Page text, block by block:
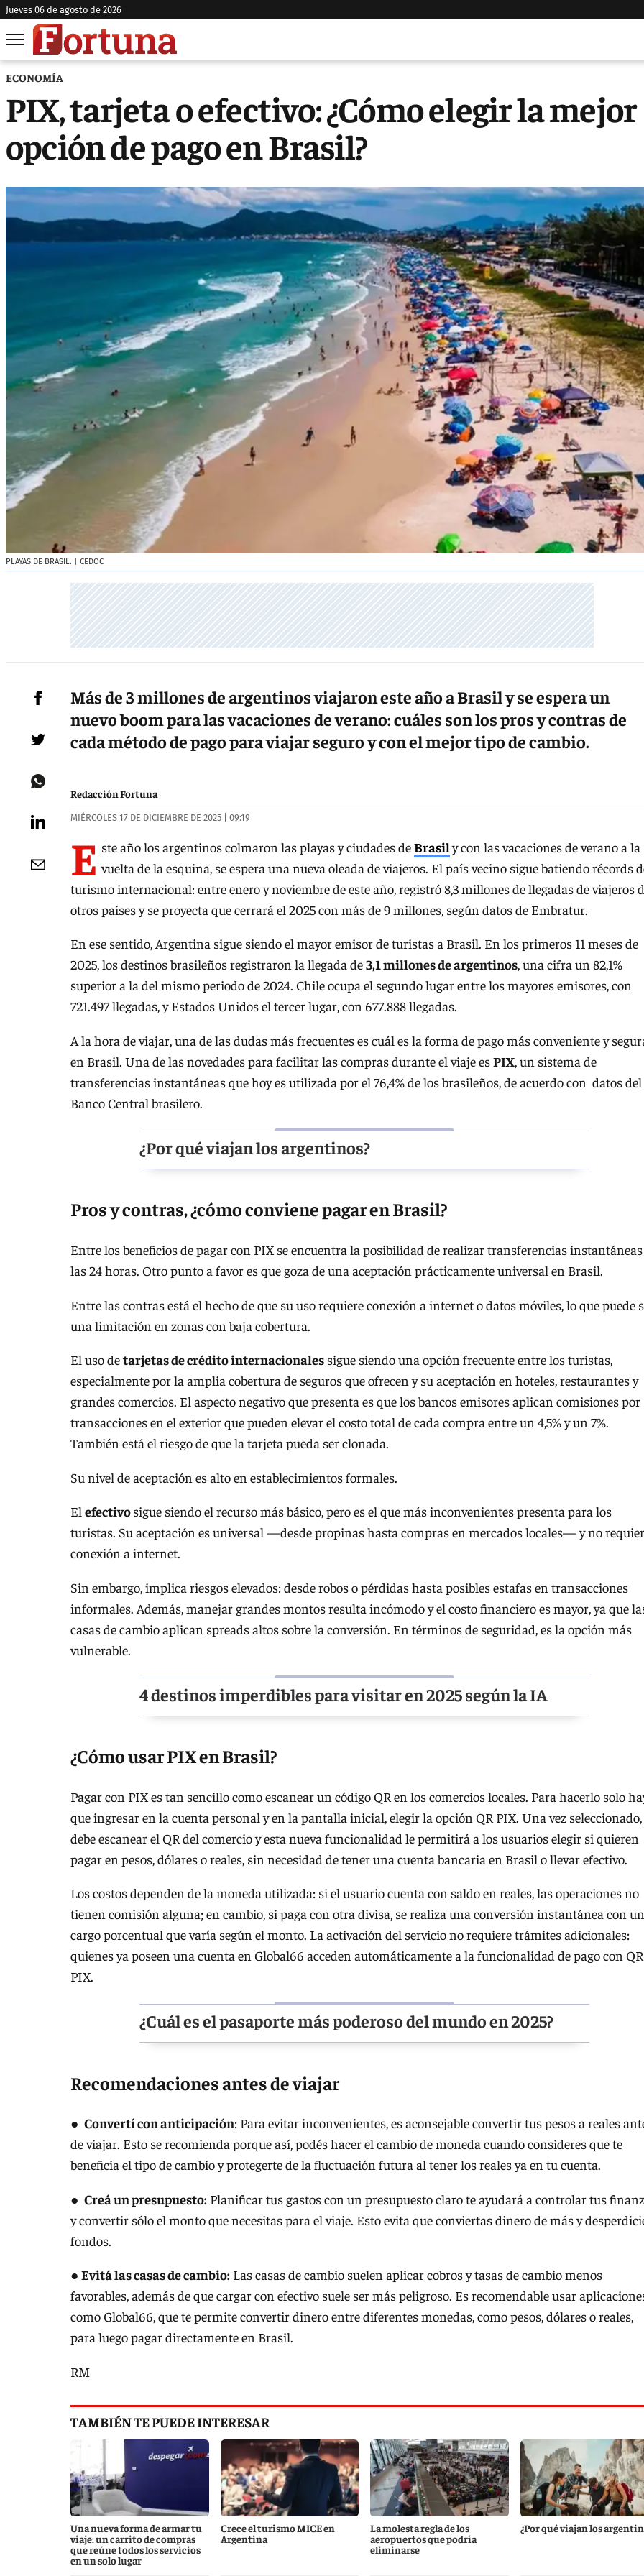
jueves 06 de agosto de 2026
ECONOMÍA
PIX, tarjeta o efectivo: ¿Cómo elegir la mejor
opción de pago en Brasil?
PLAYAS DE BRASIL. | CEDOC
Más de 3 millones de argentinos viajaron este año a Brasil y se espera un
nuevo boom para las vacaciones de verano: cuáles son los pros y contras de
cada método de pago para viajar seguro y con el mejor tipo de cambio.
Redacción Fortuna
MIÉRCOLES 17 DE DICIEMBRE DE 2025 | 09:19
E ste año los argentinos colmaron las playas y ciudades deBrasily con las vacaciones de verano a la
vuelta de la esquina, se espera una nueva oleada de viajeros. El país vecino sigue batiendo récords
turismo internacional: entre enero y noviembre de este año, registró 8,3 millones de llegadas de viajeros
otros países y se proyecta que cerrará el 2025 con más de 9 millones, según datos de Embratur.
En ese sentido, Argentina sigue siendo el mayor emisor de turistas a Brasil. En los primeros 11 meses de
2025, los destinos brasileños registraron la llegada de3,1 millones de argentinos, una cifra un 82,1%
superior a la del mismo periodo de 2024. Chile ocupa el segundo lugar entre los mayores emisores, con
721.497 llegadas, y Estados Unidos el tercer lugar, con 677.888 llegadas.
A la hora de viajar, una de las dudas más frecuentes es cuál es la forma de pago más conveniente y
en Brasil. Una de las novedades para facilitar las compras durante el viaje esPIX, un sistema de
transferencias instantáneas que hoy es utilizada por el 76,4% de los brasileños, de acuerdo con datos del
Banco Central brasilero.
¿Por qué viajan los argentinos?
Pros y contras, ¿cómo conviene pagar en Brasil?
Entre los beneficios de pagar con PIX se encuentra la posibilidad de realizar transferencias instantáneas
las 24 horas. Otro punto a favor es que goza de una aceptación prácticamente universal en Brasil.
Entre las contras está el hecho de que su uso requiere conexión a internet o datos móviles, lo que puede
una limitación en zonas con baja cobertura.
El uso detarjetas de crédito internacionales sigue siendo una opción frecuente entre los turistas,
especialmente por la amplia cobertura de seguros que ofrecen y su aceptación en hoteles, restaurantes y
grandes comercios. El aspecto negativo que presenta es que los bancos emisores aplican comisiones por
transacciones en el exterior que pueden elevar el costo total de cada compra entre un 4,5% y un 7%.
También está el riesgo de que la tarjeta pueda ser clonada.
Su nivel de aceptación es alto en establecimientos formales.
El efectivosigue siendo el recurso más básico, pero es el que más inconvenientes presenta para los
turistas. Su aceptación es universal —desde propinas hasta compras en mercados locales— y no
conexión a internet.
Sin embargo, implica riesgos elevados: desde robos o pérdidas hasta posibles estafas en transacciones
informales. Además, manejar grandes montos resulta incómodo y el costo financiero es mayor, ya que
casas de cambio aplican spreads altos sobre la conversión. En términos de seguridad, es la opción más
vulnerable.
4 destinos imperdibles para visitar en 2025 según la IA
¿Cómo usar PIX en Brasil?
Pagar con PIX es tan sencillo como escanear un código QR en los comercios locales. Para hacerlo solo
que ingresar en la cuenta personal y en la pantalla inicial, elegir la opción QR PIX. Una vez seleccionado,
debe escanear el QR del comercio y esta nueva funcionalidad le permitirá a los usuarios elegir si quieren
pagar en pesos, dólares o reales, sin necesidad de tener una cuenta bancaria en Brasil o llevar efectivo.
Los costos dependen de la moneda utilizada: si el usuario cuenta con saldo en reales, las operaciones no
tienen comisión alguna; en cambio, si paga con otra divisa, se realiza una conversión instantánea con un
cargo porcentual que varía según el monto. La activación del servicio no requiere trámites adicionales:
quienes ya poseen una cuenta en Global66 acceden automáticamente a la funcionalidad de pago con QR
PIX.
¿Cuál es el pasaporte más poderoso del mundo en 2025?
Recomendaciones antes de viajar
● Convertí con anticipación: Para evitar inconvenientes, es aconsejable convertir tus pesos a reales
de viajar. Esto se recomienda porque así, podés hacer el cambio de moneda cuando consideres que te
beneficia el tipo de cambio y protegerte de la fluctuación futura al tener los reales ya en tu cuenta.
● Creá un presupuesto: Planificar tus gastos con un presupuesto claro te ayudará a controlar tus
y convertir sólo el monto que necesitas para el viaje. Esto evita que conviertas dinero de más y
fondos.
● Evitá las casas de cambio: Las casas de cambio suelen aplicar cobros y tasas de cambio menos
favorables, además de que cargar con efectivo suele ser más peligroso. Es recomendable usar
como Global66, que te permite convertir dinero entre diferentes monedas, como pesos, dólares o reales,
para luego pagar directamente en Brasil.
RM
TAMBIÉN TE PUEDE INTERESAR
Una nueva forma de armar tu
viaje: un carrito de compras
que reúne todos los servicios
en un solo lugar
Crece el turismo MICE en
Argentina
La molesta regla de los
aeropuertos que podría
eliminarse
¿Por qué viajan los